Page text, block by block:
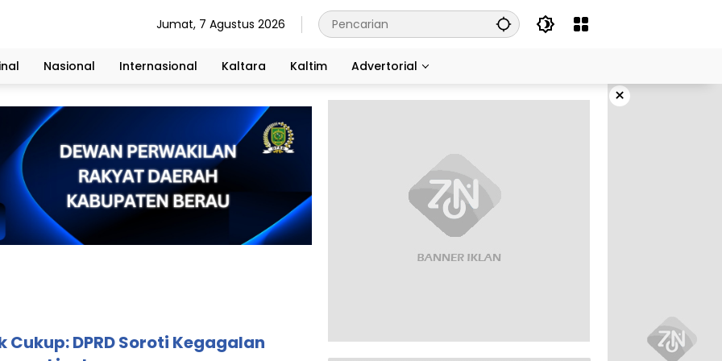
Jumat, 7 Agustus 2026
Nasional Internasional Kaltara Kaltim Advertorial
×
Cukup: DPRD Soroti Kegagalan